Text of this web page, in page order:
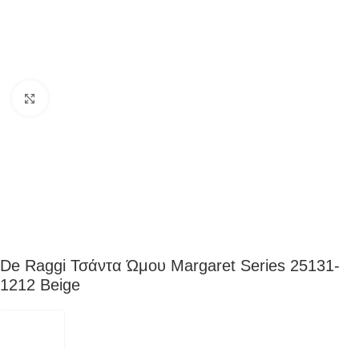
De Raggi Τσάντα Ώμου Margaret Series 25131-
1212 Beige